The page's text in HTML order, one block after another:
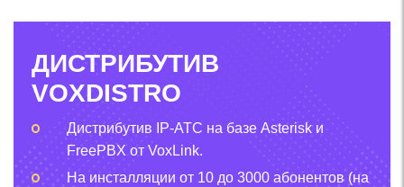
ДИСТРИБУТИВ
VOXDISTRO
Дистрибутив IP-АТС на базе Asterisk и
FreePBX от VoxLink.
На инсталляции от 10 до 3000 абонентов (на